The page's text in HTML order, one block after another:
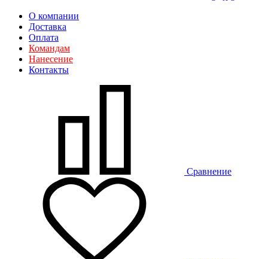
О компании
Доставка
Оплата
Командам
Нанесение
Контакты
Сравнение